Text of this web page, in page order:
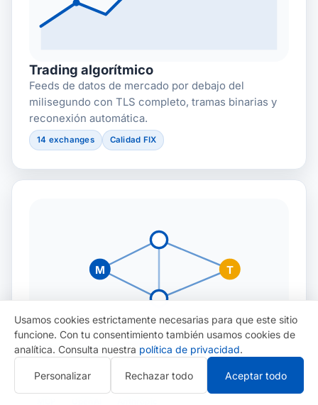
Trading algorítmico
Feeds de datos de mercado por debajo del
milisegundo con TLS completo, tramas binarias y
reconexión automática.
14 exchanges Calidad FIX
M T
Agentes de IA (MCP)
Conecta ChatGPT y Claude a tus propias
herramientas mediante el Model Context Protocol.
Usamos cookies estrictamente necesarias para que este sitio
funcione. Con tu consentimiento también usamos cookies de
analítica. Consulta nuestra política de privacidad.
Personalizar Rechazar todo Aceptar todo